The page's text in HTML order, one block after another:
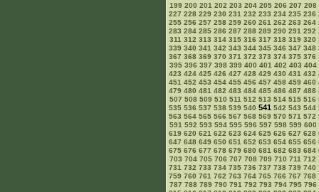
199 200 201 202 203 204 205 206 207 208
227 228 229 230 231 232 233 234 235 236
255 256 257 258 259 260 261 262 263 264
283 284 285 286 287 288 289 290 291 292
311 312 313 314 315 316 317 318 319 320
339 340 341 342 343 344 345 346 347 348
367 368 369 370 371 372 373 374 375 376
395 396 397 398 399 400 401 402 403 404
423 424 425 426 427 428 429 430 431 432
451 452 453 454 455 456 457 458 459 460
479 480 481 482 483 484 485 486 487 488
507 508 509 510 511 512 513 514 515 516
535 536 537 538 539 540 541542 543 544
563 564 565 566 567 568 569 570 571 572
591 592 593 594 595 596 597 598 599 600
619 620 621 622 623 624 625 626 627 628
647 648 649 650 651 652 653 654 655 656
675 676 677 678 679 680 681 682 683 684
703 704 705 706 707 708 709 710 711 712
731 732 733 734 735 736 737 738 739 740
759 760 761 762 763 764 765 766 767 768
787 788 789 790 791 792 793 794 795 796